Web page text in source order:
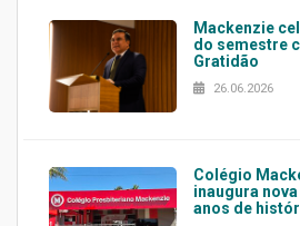
Mackenzie
do semestre
Gratidão
26.06.2026
Colégio
inaugura
anos de